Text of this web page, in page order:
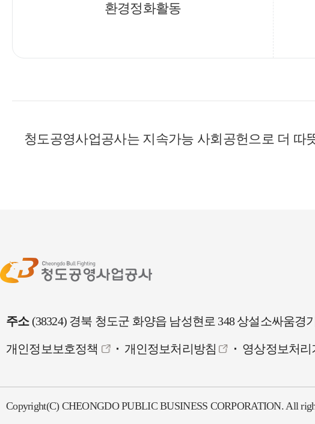
환경정화활동
청도공영사업공사는 지속가능 사회공헌으로 더 따
주소(38324) 경북 청도군 화양읍 남성현로 348 상설소싸움경
개인정보보호정책 개인정보처리방침 영상정보처
Copyright(C) CHEONGDO PUBLIC BUSINESS CORPORATION. All